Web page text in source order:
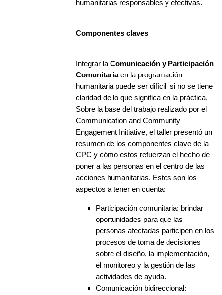
humanitarias responsables y efectivas.
Componentes claves
Integrar la Comunicación y Participación
Comunitariaen la programación
humanitaria puede ser difícil, si no se tiene
claridad de lo que significa en la práctica.
Sobre la base del trabajo realizado por el
Communication and Community
Engagement Initiative, el taller presentó un
resumen de los componentes clave de la
CPC y cómo estos refuerzan el hecho de
poner a las personas en el centro de las
acciones humanitarias. Estos son los
aspectos a tener en cuenta:
Participación comunitaria: brindar
oportunidades para que las
personas afectadas participen en los
procesos de toma de decisiones
sobre el diseño, la implementación,
el monitoreo y la gestión de las
actividades de ayuda.
Comunicación bidireccional: